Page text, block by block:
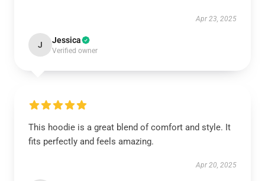
Apr 23, 2025
J Jessica
Verified owner
This hoodie is a great blend of comfort and style. It
fits perfectly and feels amazing.
Apr 20, 2025